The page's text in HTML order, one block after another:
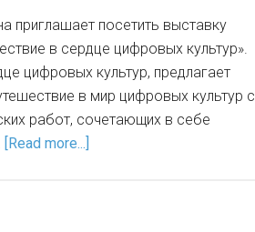
приглашает посетить выставку
в сердце цифровых культур».
цифровых культур, предлагает
в мир цифровых культур с
работ, сочетающих в себе
[Read more...]